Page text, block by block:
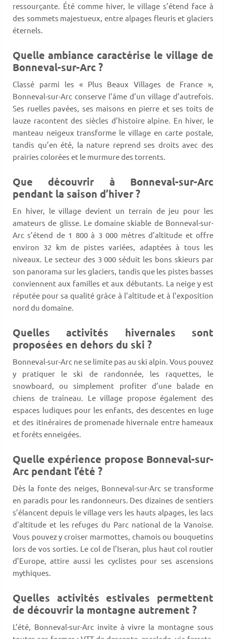
ressourçante. Été comme hiver, le village s’étend face à
des sommets majestueux, entre alpages fleuris et glaciers
éternels.
Quelle ambiance caractérise le village de
Bonneval-sur-Arc ?
Classé parmi les « Plus Beaux Villages de France »,
Bonneval-sur-Arc conserve l’âme d’un village d’autrefois.
Ses ruelles pavées, ses maisons en pierre et ses toits de
lauze racontent des siècles d’histoire alpine. En hiver, le
manteau neigeux transforme le village en carte postale,
tandis qu’en été, la nature reprend ses droits avec des
prairies colorées et le murmure des torrents.
Que découvrir à Bonneval-sur-Arc
pendant la saison d’hiver ?
En hiver, le village devient un terrain de jeu pour les
amateurs de glisse. Le domaine skiable de Bonneval-sur-
Arc s’étend de 1 800 à 3 000 mètres d’altitude et offre
environ 32 km de pistes variées, adaptées à tous les
niveaux. Le secteur des 3 000 séduit les bons skieurs par
son panorama sur les glaciers, tandis que les pistes basses
conviennent aux familles et aux débutants. La neige y est
réputée pour sa qualité grâce à l’altitude et à l’exposition
nord du domaine.
Quelles activités hivernales sont
proposées en dehors du ski ?
Bonneval-sur-Arc ne se limite pas au ski alpin. Vous pouvez
y pratiquer le ski de randonnée, les raquettes, le
snowboard, ou simplement profiter d’une balade en
chiens de traîneau. Le village propose également des
espaces ludiques pour les enfants, des descentes en luge
et des itinéraires de promenade hivernale entre hameaux
et forêts enneigées.
Quelle expérience propose Bonneval-sur-
Arc pendant l’été ?
Dès la fonte des neiges, Bonneval-sur-Arc se transforme
en paradis pour les randonneurs. Des dizaines de sentiers
s’élancent depuis le village vers les hauts alpages, les lacs
d’altitude et les refuges du Parc national de la Vanoise.
Vous pouvez y croiser marmottes, chamois ou bouquetins
lors de vos sorties. Le col de l’Iseran, plus haut col routier
d’Europe, attire aussi les cyclistes pour ses ascensions
mythiques.
Quelles activités estivales permettent
de découvrir la montagne autrement ?
L’été, Bonneval-sur-Arc invite à vivre la montagne sous